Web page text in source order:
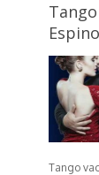
Tango